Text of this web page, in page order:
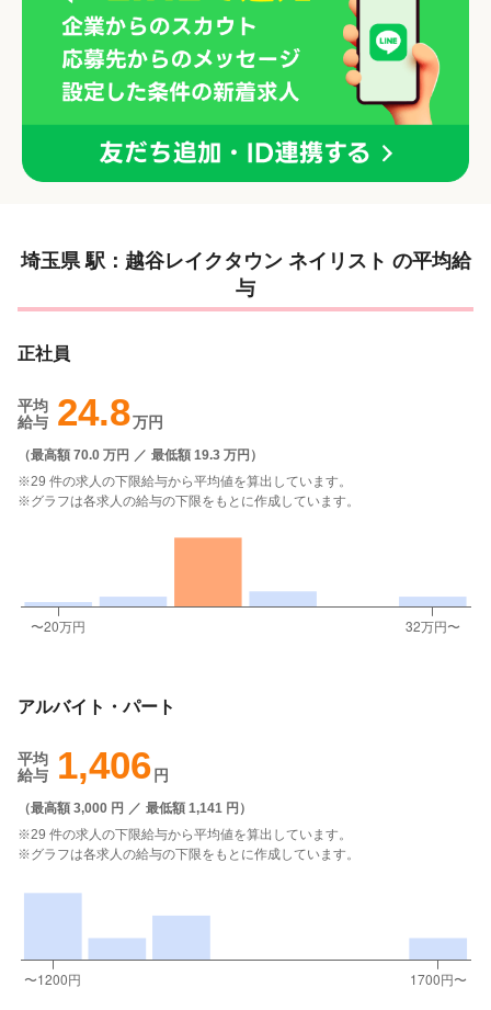
埼玉県 駅：越谷レイクタウン ネイリスト の平均給
与
正社員
平均
給与 24.8万円
（最高額 70.0 万円 ／ 最低額 19.3 万円 ）
※29 件の求人の下限給与から平均値を算出しています。
※グラフは各求人の給与の下限をもとに作成しています。
アルバイト・パート
平均
給与
1,406円
（最高額 3,000 円 ／ 最低額 1,141 円 ）
※29 件の求人の下限給与から平均値を算出しています。
※グラフは各求人の給与の下限をもとに作成しています。